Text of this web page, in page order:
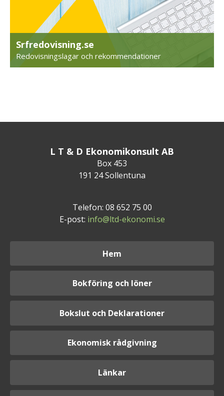
Srfredovisning.se
Redovisningslagar och rekommendationer
L T & D Ekonomikonsult AB
Box 453
191 24 Sollentuna
Telefon: 08 652 75 00
E-post: info@ltd-ekonomi.se
Hem
Bokföring och löner
Bokslut och Deklarationer
Ekonomisk rådgivning
Länkar